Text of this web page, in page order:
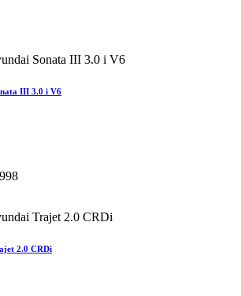
III 3.0 i V6
2.0 CRDi